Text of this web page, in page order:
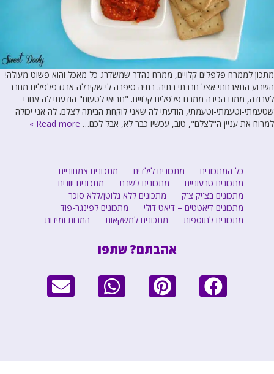
מתכון לממרח פלפלים קלויים, ממרח נהדר שמשדרג כל מאכל והוא פשוט מעולה!
השבוע התארחתי אצל חברתי בתיה. בתיה סיפרה לי שקיבלה ארגז פלפלים מחבר
לעבודה, ממנו הכינה ממרח פלפלים קלויים. "תביאי לטעום" הודעתי לה אחרי
שטעמתי-וטעמתי-וטעמתי, הודעתי לה שאני לוקחת הביתה לצלם. לה אני יכולה
למרוח את עניין ה"לצלם", טוב, עכשיו כבר לא, אבל לכם… Read more »
כל המתכונים מתכונים לילדים
מתכונים צמחוניים
מתכונים טבעוניים
מתכונים לשבת
מתכונים יוונים
מתכונים בצ'יק צ'ק
מתכונים ללא גלוטן/ללא סוכר
מתכונים דיאטטים – דיאט דולי
מתכונים לפינגר-פוד
מתכונים לתוספות
מתכונים למשקאות המרות ומידות
אהבתם? שתפו